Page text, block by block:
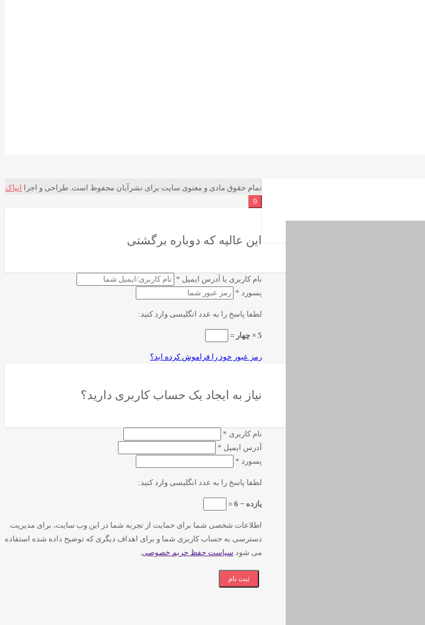
تمام حقوق مادی و معنوی سایت برای نشرآبان محفوظ است. طراحی و اجرا انیاک
این عالیه که دوباره برگشتی
نام کاربری یا آدرس ایمیل *
پسورد *
لطفا پاسخ را به عدد انگلیسی وارد کنید:
5 × چهار =
رمز عبور خود را فراموش کرده اید؟
نیاز به ایجاد یک حساب کاربری دارید؟
نام کاربری *
آدرس ایمیل *
پسورد *
لطفا پاسخ را به عدد انگلیسی وارد کنید:
یازده − 6 =
اطلاعات شخصی شما برای حمایت از تجربه شما در این وب سایت، برای مدیریت
دسترسی به حساب کاربری شما و برای اهداف دیگری که توضیح داده شده استفاده
می شود سیاست حفظ حریم خصوصی.